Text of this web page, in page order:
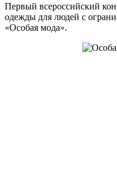
Первый всероссийский
одежды для людей с
«Особая мода».